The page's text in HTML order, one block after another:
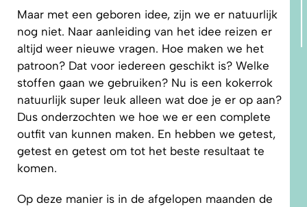
Maar met een geboren idee, zijn we er natuurlijk
nog niet. Naar aanleiding van het idee reizen er
altijd weer nieuwe vragen. Hoe maken we het
patroon? Dat voor iedereen geschikt is? Welke
stoffen gaan we gebruiken? Nu is een kokerrok
natuurlijk super leuk alleen wat doe je er op aan?
Dus onderzochten we hoe we er een complete
outfit van kunnen maken. En hebben we getest,
getest en getest om tot het beste resultaat te
komen.
Op deze manier is in de afgelopen maanden de